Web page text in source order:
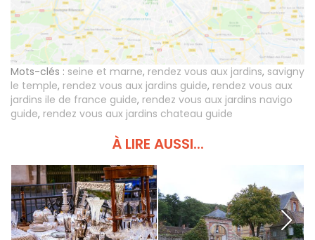
Mots-clés : seine et marne, rendez vous aux jardins, savigny
le temple, rendez vous aux jardins guide, rendez vous aux
jardins ile de france guide, rendez vous aux jardins navigo
guide, rendez vous aux jardins chateau guide
À LIRE AUSSI...